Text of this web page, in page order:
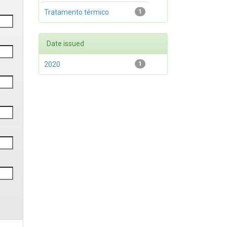
1
Tratamento térmico
Date issued
1
2020